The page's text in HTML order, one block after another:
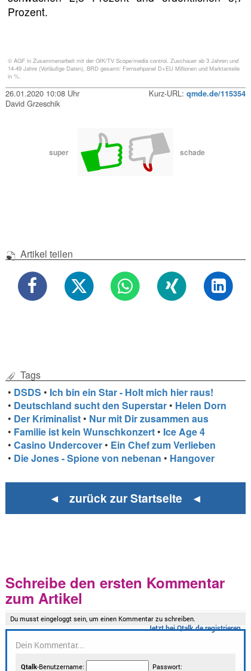
Prozent.
© AGF in Zusammenarbeit mit der GfK/TV Scope/media control. Zuschauer ab 3 Jahren und
14-49 Jahre (Vorläufige Daten), BRD gesamt/ Fernsehpanel D+EU Millionen und Marktanteile
in %.
26.01.2020 10:08 Uhr Kurz-URL: qmde.de/115354
David Grzeschik
super schade
Artikel teilen
Tags
• DSDS • Ich bin ein Star - Holt mich hier raus!
• Deutschland sucht den Superstar • Helen Dorn
• Der Kriminalist • Nur mit Dir zusammen aus
• Familie ist kein Wunschkonzert • Ice Age 4
•Casino Undercover • Ein Chef zum Verlieben
• Die Jones - Spione von nebenan • Hangover
◄ zurück zur Startseite ◄
Schreibe den ersten Kommentar
zum Artikel